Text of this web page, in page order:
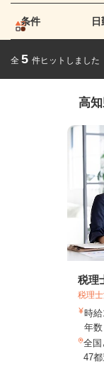
条件
全 5 件ヒットしました
高
税理
税理
時
年
全国
47都